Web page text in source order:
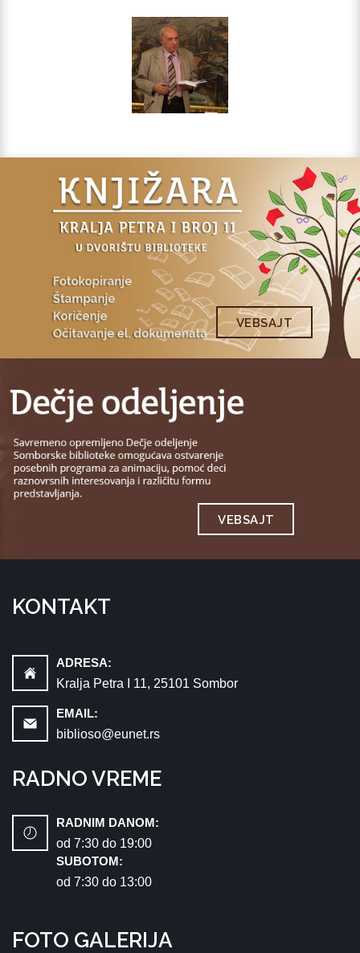
VEBSAJT
VEBSAJT
KONTAKT
ADRESA:
Kralja Petra I 11, 25101 Sombor
EMAIL:
biblioso@eunet.rs
RADNO VREME
RADNIM DANOM:
od 7:30 dо 19:00
SUBOTOM:
od 7:30 dо 13:00
FOTO GALERIJA